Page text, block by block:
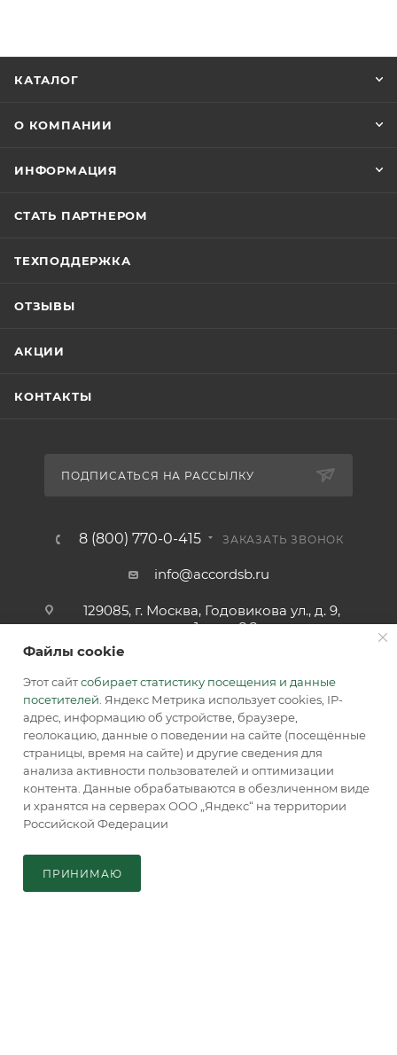
КАТАЛОГ
О КОМПАНИИ
ИНФОРМАЦИЯ
СТАТЬ ПАРТНЕРОМ
ТЕХПОДДЕРЖКА
ОТЗЫВЫ
АКЦИИ
КОНТАКТЫ
ПОДПИСАТЬСЯ НА РАССЫЛКУ
8 (800) 770-0-415 ЗАКАЗАТЬ ЗВОНОК
info@accordsb.ru
129085, г. Москва, Годовикова ул., д. 9,
стр. 1, пом. 2.2
Адрес для почтовой корреспонденции:
129085, г. Москва, а/я. 64
2026 © Обращаем Ваше внимание на то, что вся
информация, размещенная на сайте, носит
информационный характер и не является публичной
офертой, определяемой положениями Статьи 437 (2) ГК РФ.
Файлы cookie
Этот сайтсобирает статистику посещения и данные
посетителей . Яндекс Метрика использует cookies, IP-
адрес, информацию об устройстве, браузере,
геолокацию, данные о поведении на сайте (посещённые
страницы, время на сайте) и другие сведения для
анализа активности пользователей и оптимизации
контента. Данные обрабатываются в обезличенном виде
и хранятся на серверах ООО „Яндекс“ на территории
Российской Федерации
ПРИНИМАЮ
Главная
Кабинет